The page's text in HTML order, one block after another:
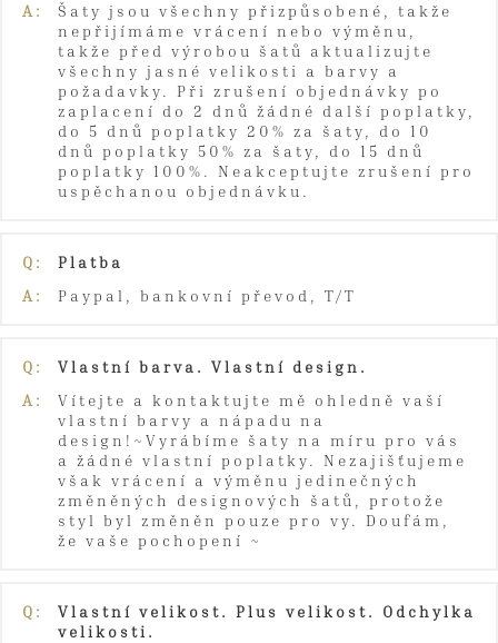
A:
Šaty jsou všechny přizpůsobené, takže
nepřijímáme vrácení nebo výměnu,
takže před výrobou šatů aktualizujte
všechny jasné velikosti a barvy a
požadavky. Při zrušení objednávky po
zaplacení do 2 dnů žádné další poplatky,
do 5 dnů poplatky 20% za šaty, do 10
dnů poplatky 50% za šaty, do 15 dnů
poplatky 100%. Neakceptujte zrušení pro
uspěchanou objednávku.
Q:
Platba
A:
Paypal, bankovní převod, T/T
Q:
Vlastní barva. Vlastní design.
A:
Vítejte a kontaktujte mě ohledně vaší
vlastní barvy a nápadu na
design!~Vyrábíme šaty na míru pro vás
a žádné vlastní poplatky. Nezajišťujeme
však vrácení a výměnu jedinečných
změněných designových šatů, protože
styl byl změněn pouze pro vy. Doufám,
že vaše pochopení ~
Q:
Vlastní velikost. Plus velikost. Odchylka
velikosti.